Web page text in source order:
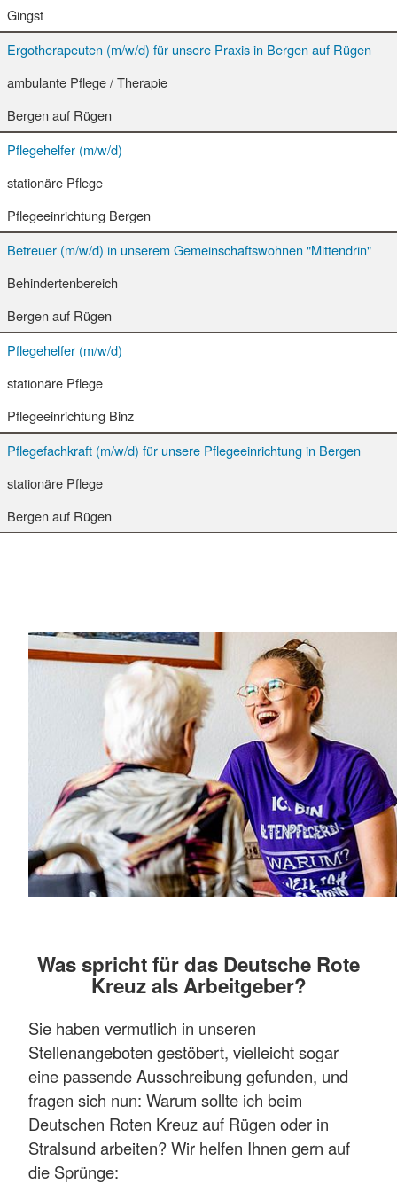
Gingst
Ergotherapeuten (m/w/d) für unsere Praxis in Bergen auf Rügen
ambulante Pflege / Therapie
Bergen auf Rügen
Pflegehelfer (m/w/d)
stationäre Pflege
Pflegeeinrichtung Bergen
Betreuer (m/w/d) in unserem Gemeinschaftswohnen "Mittendrin"
Behindertenbereich
Bergen auf Rügen
Pflegehelfer (m/w/d)
stationäre Pflege
Pflegeeinrichtung Binz
Pflegefachkraft (m/w/d) für unsere Pflegeeinrichtung in Bergen
stationäre Pflege
Bergen auf Rügen
Was spricht für das Deutsche Rote
Kreuz als Arbeitgeber?
Sie haben vermutlich in unseren
Stellenangeboten gestöbert, vielleicht sogar
eine passende Ausschreibung gefunden, und
fragen sich nun: Warum sollte ich beim
Deutschen Roten Kreuz auf Rügen oder in
Stralsund arbeiten? Wir helfen Ihnen gern auf
die Sprünge: